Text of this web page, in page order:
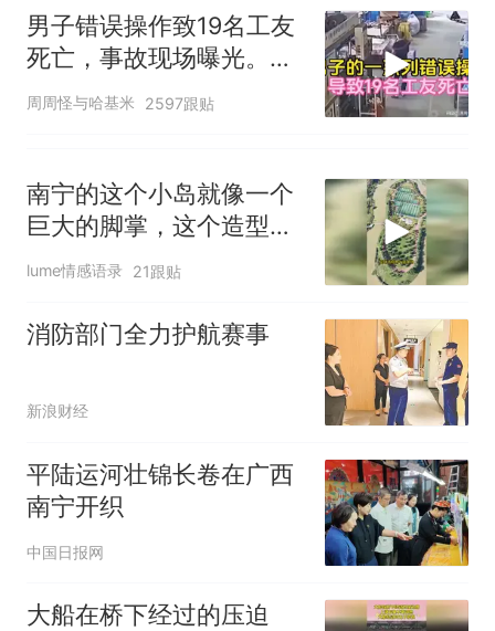
男子错误操作致19名工友
死亡，事故现场曝光。一
场悲剧的警示
周周怪与哈基米 2597跟贴
南宁的这个小岛就像一个
巨大的脚掌，这个造型十
分
lume情感语录 21跟贴
消防部门全力护航赛事
新浪财经
平陆运河壮锦长卷在广西
南宁开织
中国日报网
大船在桥下经过的压迫